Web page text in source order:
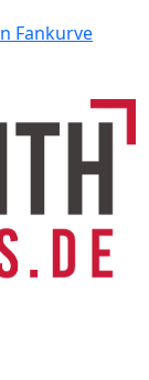
Fankurve